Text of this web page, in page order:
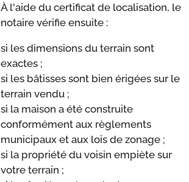
À l'aide du certificat de localisation, le
notaire vérifie ensuite :
si les dimensions du terrain sont
exactes ;
si les bâtisses sont bien érigées sur le
terrain vendu ;
si la maison a été construite
conformément aux règlements
municipaux et aux lois de zonage ;
si la propriété du voisin empiète sur
votre terrain ;